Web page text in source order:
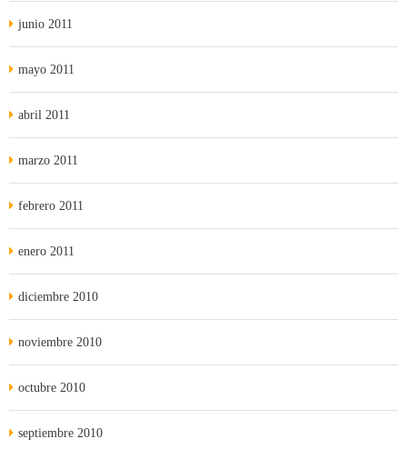
junio 2011
mayo 2011
abril 2011
marzo 2011
febrero 2011
enero 2011
diciembre 2010
noviembre 2010
octubre 2010
septiembre 2010